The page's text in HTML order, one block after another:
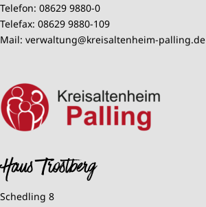
Telefon: 08629 9880-0
Telefax: 08629 9880-109
Mail: verwaltung@kreisaltenheim-palling.de
Haus Trostberg
Schedling 8